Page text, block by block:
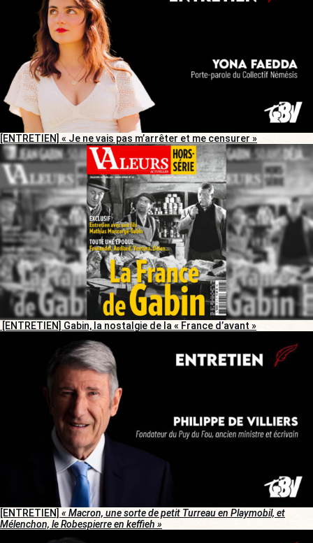
[ENTRETIEN] « Je ne vais pas m’arrêter et me censurer »
[ENTRETIEN] Gabin, la nostalgie de la « France d’avant »
[ENTRETIEN] « Macron, une sorte de petit Turreau en Playmobil, et
Mélenchon, le Robespierre en keffieh »